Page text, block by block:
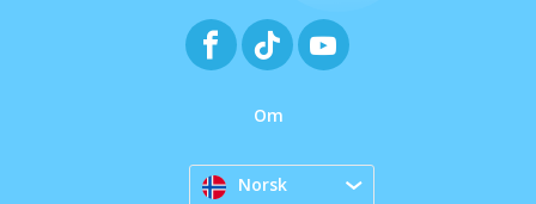
Om
Norsk